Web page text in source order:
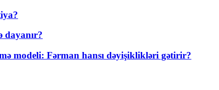
dayanır?
modeli: Fərman hansı dəyişiklikləri gətirir?